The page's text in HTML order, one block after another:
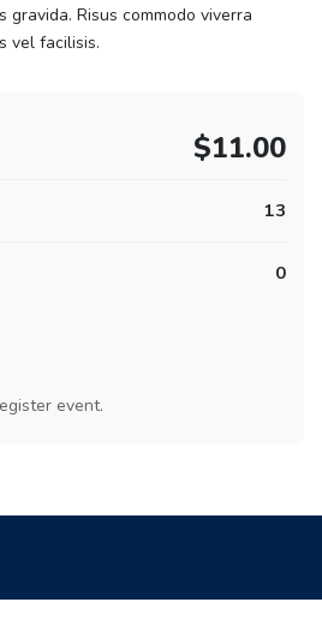
gravida. Risus commodo viverra
vel facilisis.
$11.00
13
0
event.